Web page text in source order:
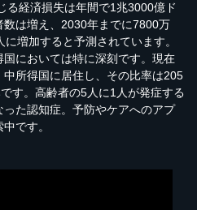
る経済損失は年間で1兆3000億ド
は増え、2030年までに7800万
増加すると予測されています。
においては特に深刻です。現在
所得国に居住し、その比率は205
す。高齢者の5人に1人が発症する
た認知症。予防やケアへのアプ
です。